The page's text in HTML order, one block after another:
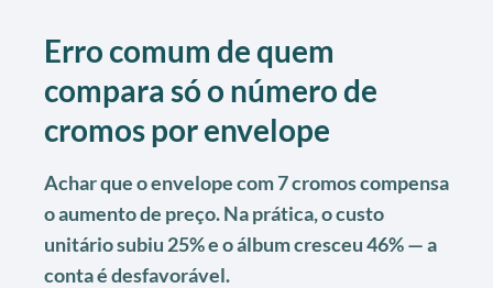
Erro comum de quem
compara só o número de
cromos por envelope
Achar que o envelope com 7 cromos compensa
o aumento de preço. Na prática, o custo
unitário subiu 25% e o álbum cresceu 46% — a
conta é desfavorável.